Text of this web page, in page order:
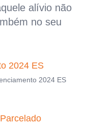
alívio não
no seu
2024 ES
2024 ES